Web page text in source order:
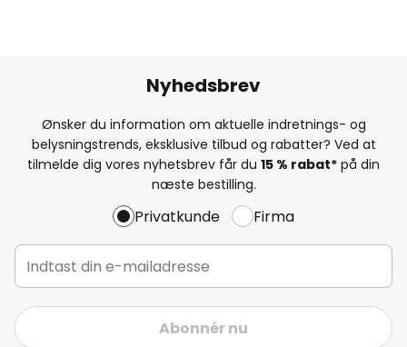
Nyhedsbrev
Ønsker du information om aktuelle indretnings- og
belysningstrends, eksklusive tilbud og rabatter? Ved at
tilmelde dig vores nyhetsbrev får du 15 % rabat* på din
næste bestilling.
Privatkunde Firma
Abonnér nu